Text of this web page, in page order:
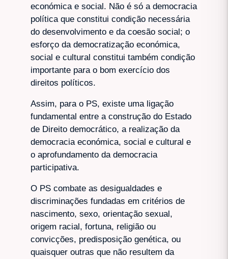
económica e social. Não é só a democracia
política que constitui condição necessária
do desenvolvimento e da coesão social; o
esforço da democratização económica,
social e cultural constitui também condição
importante para o bom exercício dos
direitos políticos.
Assim, para o PS, existe uma ligação
fundamental entre a construção do Estado
de Direito democrático, a realização da
democracia económica, social e cultural e
o aprofundamento da democracia
participativa.
O PS combate as desigualdades e
discriminações fundadas em critérios de
nascimento, sexo, orientação sexual,
origem racial, fortuna, religião ou
convicções, predisposição genética, ou
quaisquer outras que não resultem da